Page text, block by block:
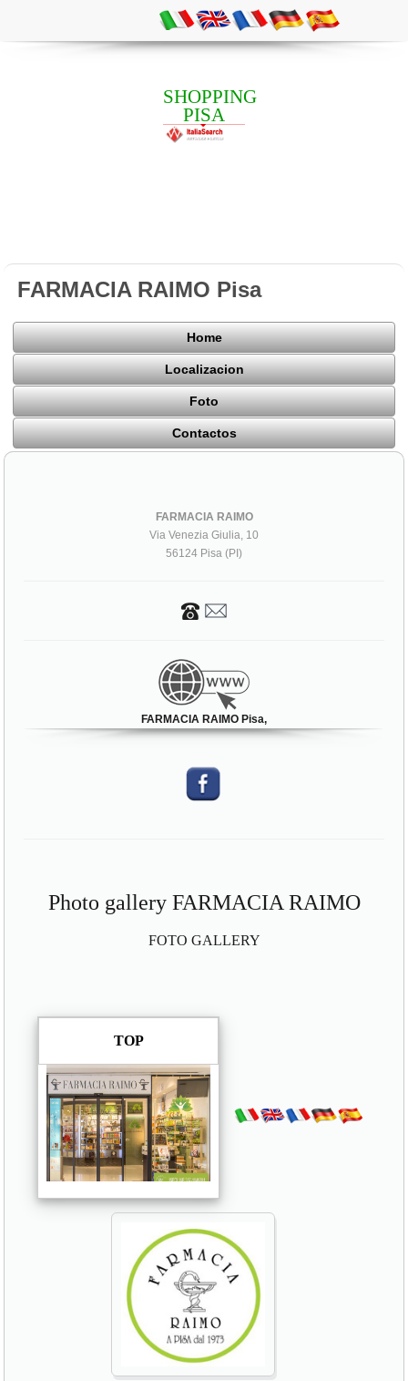
SHOPPING
PISA
FARMACIA RAIMO Pisa
Home
Localizacion
Foto
Contactos
FARMACIA RAIMO
Via Venezia Giulia, 10
56124 Pisa (PI)
FARMACIA RAIMO Pisa,
Photo gallery FARMACIA RAIMO
FOTO GALLERY
TOP